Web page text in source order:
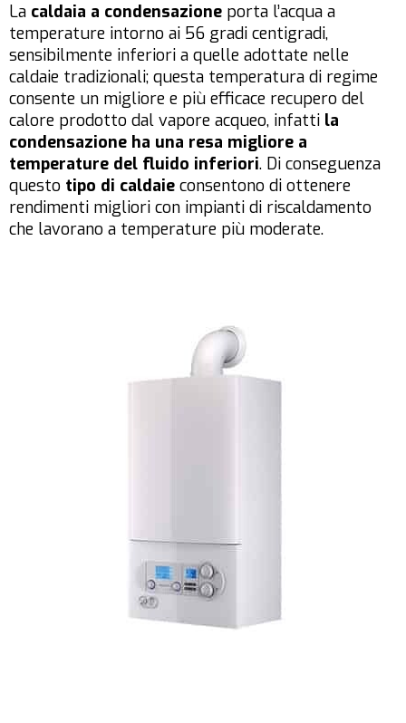
La caldaia a condensazione porta l’acqua a
temperature intorno ai 56 gradi centigradi,
sensibilmente inferiori a quelle adottate nelle
caldaie tradizionali; questa temperatura di regime
consente un migliore e più efficace recupero del
calore prodotto dal vapore acqueo, infatti la
condensazione ha una resa migliore a
temperature del fluido inferiori. Di conseguenza
questo tipo di caldaie consentono di ottenere
rendimenti migliori con impianti di riscaldamento
che lavorano a temperature più moderate.